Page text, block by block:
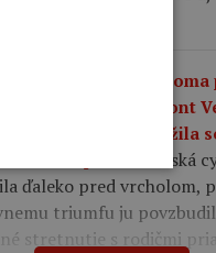
Kasia Niewiadoma
na legendárnom Mont
mi iba o víťazstvo, túžila
Poľská
ďaleko pred vrcholom,
triumfu ju
stretnutie s rodičmi